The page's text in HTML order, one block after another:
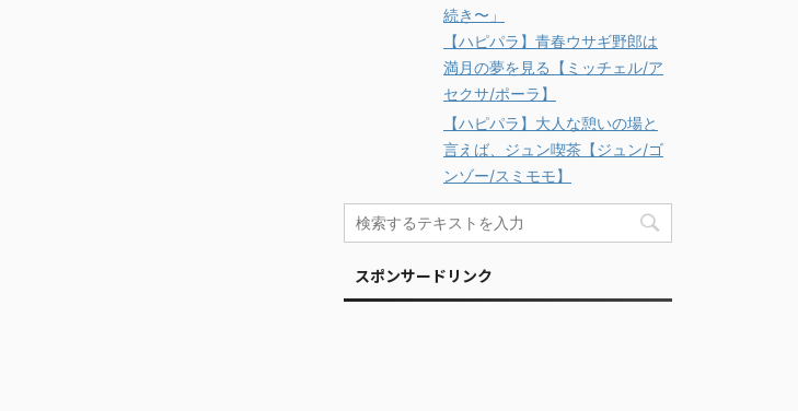
続き〜」
【ハピパラ】青春ウサギ野郎は
満月の夢を見る【ミッチェル/ア
セクサ/ポーラ】
【ハピパラ】大人な憩いの場と
言えば、ジュン喫茶【ジュン/ゴ
ンゾー/スミモモ】
スポンサードリンク